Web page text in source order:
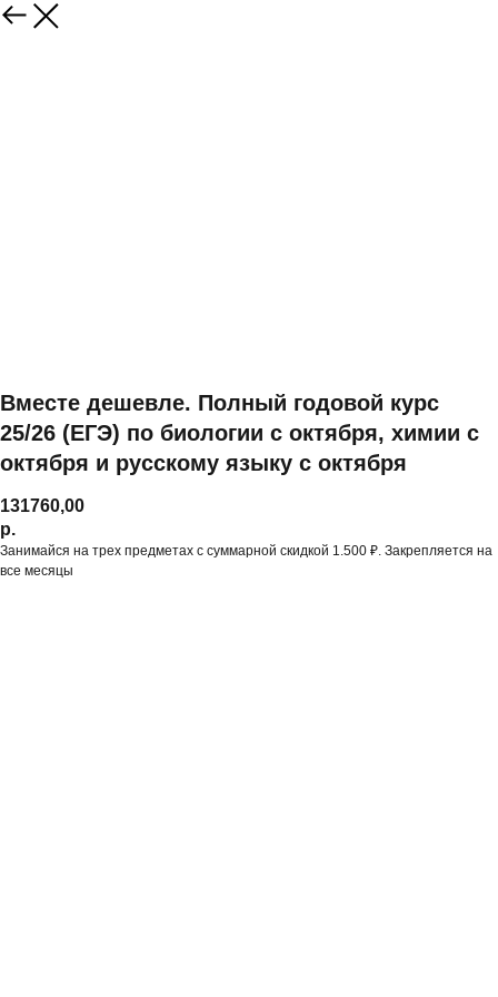
Вместе дешевле. Полный годовой курс
25/26 (ЕГЭ) по биологии с октября, химии с
октября и русскому языку с октября
131760,00
р.
Занимайся на трех предметах с суммарной скидкой 1.500 ₽. Закрепляется на
все месяцы